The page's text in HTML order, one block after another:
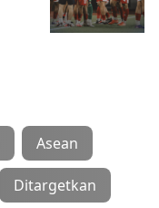
Asean
Ditargetkan